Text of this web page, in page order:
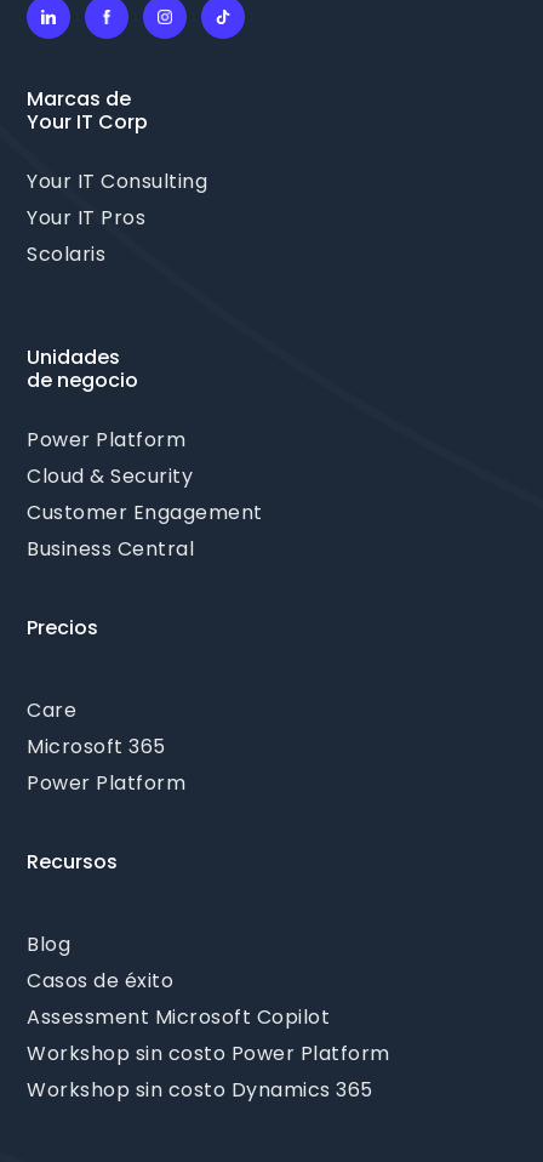
Marcas de
Your IT Corp
Your IT Consulting
Your IT Pros
Scolaris
Unidades
de negocio
Power Platform
Cloud & Security
Customer Engagement
Business Central
Precios
Care
Microsoft 365
Power Platform
Recursos
Blog
Casos de éxito
Assessment Microsoft Copilot
Workshop sin costo Power Platform
Workshop sin costo Dynamics 365